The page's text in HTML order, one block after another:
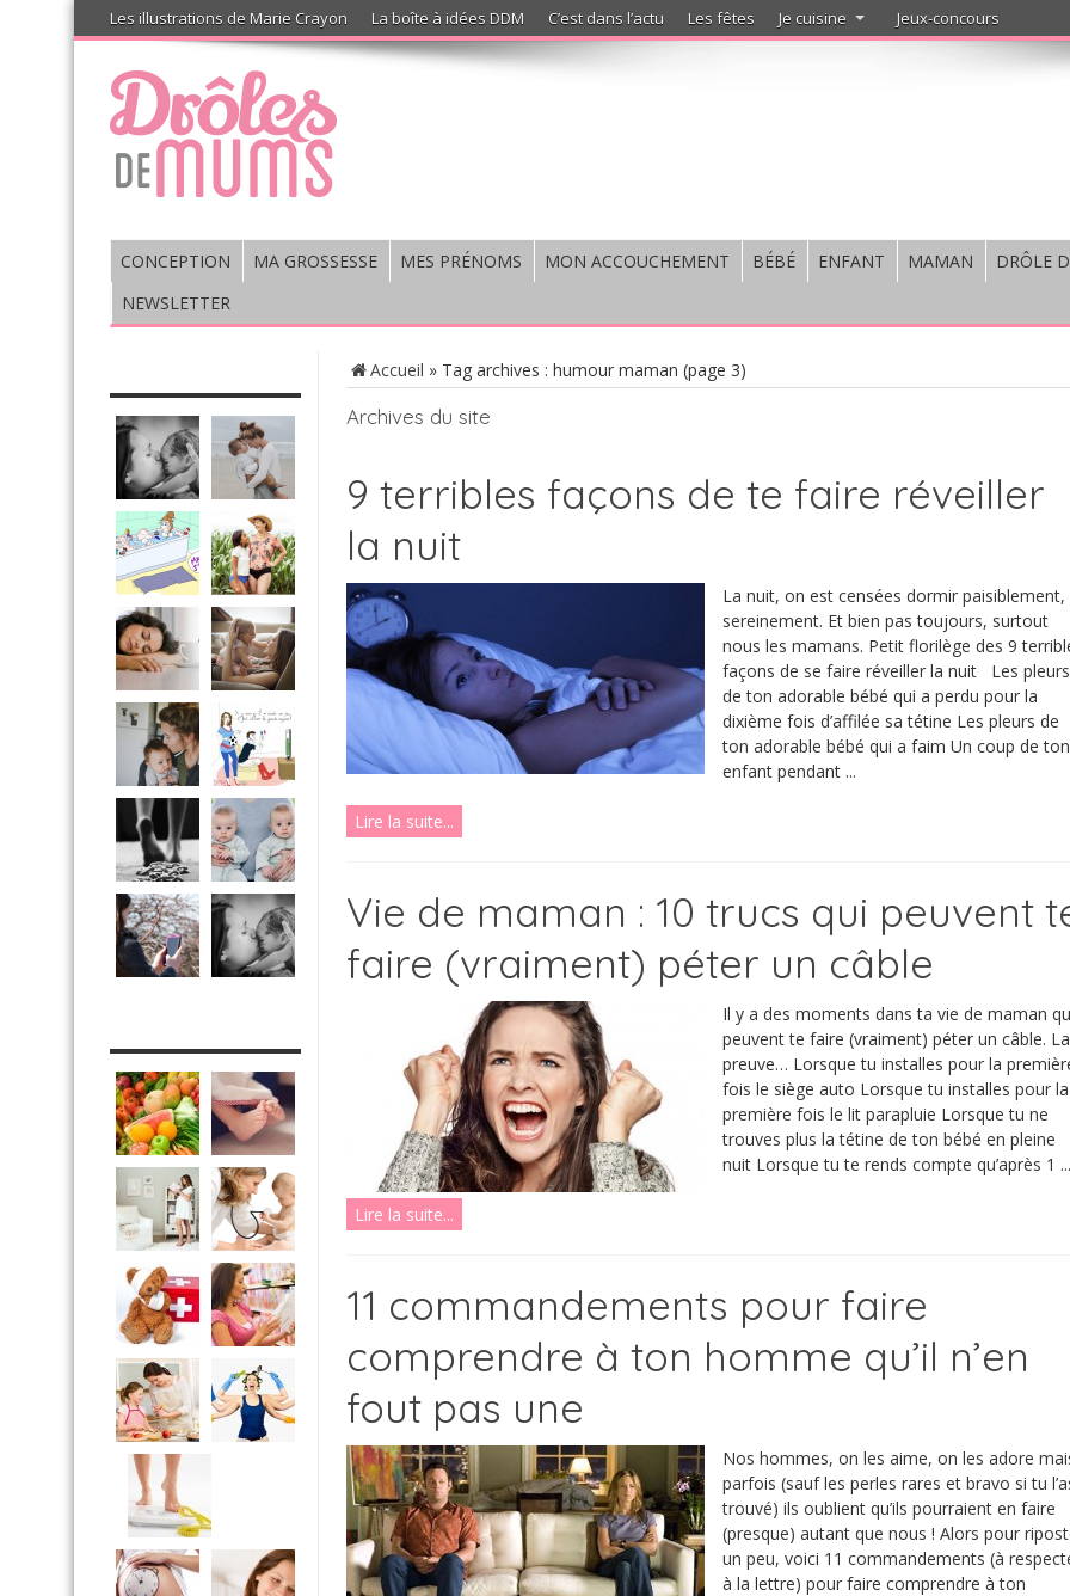
Les illustrations de Marie Crayon La boîte à idées DDM C’est dans l’actu Les fêtes Je cuisine Jeux-concours
CONCEPTION MA GROSSESSE MES PRÉNOMS MON ACCOUCHEMENT BÉBÉ ENFANT MAMAN DRÔLE
NEWSLETTER
Accueil » Tag archives : humour maman (page 3)
Archives du site
9 terribles façons de te faire réveiller
la nuit
La nuit, on est censées dormir paisiblement,
sereinement. Et bien pas toujours, surtout
nous les mamans. Petit florilège des 9
façons de se faire réveiller la nuit Les pleurs
de ton adorable bébé qui a perdu pour la
dixième fois d’affilée sa tétine Les pleurs de
ton adorable bébé qui a faim Un coup de ton
enfant pendant ...
Lire la suite...
Vie de maman : 10 trucs qui peuvent
faire (vraiment) péter un câble
Il y a des moments dans ta vie de maman
peuvent te faire (vraiment) péter un câble. La
preuve… Lorsque tu installes pour la
fois le siège auto Lorsque tu installes pour la
première fois le lit parapluie Lorsque tu ne
trouves plus la tétine de ton bébé en pleine
nuit Lorsque tu te rends compte qu’après 1 ...
Lire la suite...
11 commandements pour faire
comprendre à ton homme qu’il n’en
fout pas une
Nos hommes, on les aime, on les adore
parfois (sauf les perles rares et bravo si tu
trouvé) ils oublient qu’ils pourraient en faire
(presque) autant que nous ! Alors pour
un peu, voici 11 commandements (à
à la lettre) pour faire comprendre à ton